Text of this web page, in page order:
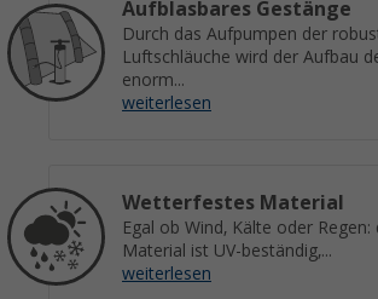
Aufblasbares Gestänge
Durch das Aufpumpen der
Luftschläuche wird der Aufbau
enorm...
weiterlesen
Wetterfestes Material
Egal ob Wind, Kälte oder Regen:
Material ist UV-beständig,...
weiterlesen